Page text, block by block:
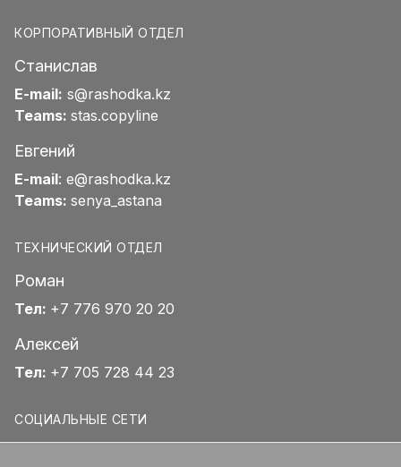
КОРПОРАТИВНЫЙ ОТДЕЛ
Станислав
E-mail: s@rashodka.kz
Teams: stas.copyline
Евгений
E-mail: e@rashodka.kz
Teams: senya_astana
ТЕХНИЧЕСКИЙ ОТДЕЛ
Роман
Тел: +7 776 970 20 20
Алексей
Тел: +7 705 728 44 23
СОЦИАЛЬНЫЕ СЕТИ